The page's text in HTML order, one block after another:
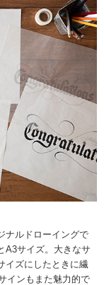
ナルドローイングで
A3サイズ。大きなサ
イズにしたときに繊
インもまた魅力的で